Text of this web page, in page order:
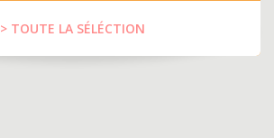
> TOUTE LA SÉLÉCTION